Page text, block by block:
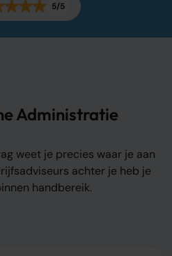
5/5
Administratie
weet je precies waar je aan
achter je heb je
handbereik.